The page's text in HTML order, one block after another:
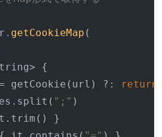
getCookieMap (
{
getCookie(url) ?: return
";" )
}